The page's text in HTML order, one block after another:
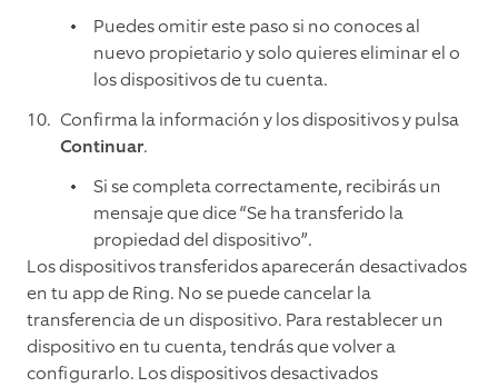
Puedes omitir este paso si no conoces al
nuevo propietario y solo quieres eliminar el o
los dispositivos de tu cuenta.
Confirma la información y los dispositivos y pulsa
Continuar.
Si se completa correctamente, recibirás un
mensaje que dice “Se ha transferido la
propiedad del dispositivo”.
Los dispositivos transferidos aparecerán desactivados
en tu app de Ring. No se puede cancelar la
transferencia de un dispositivo. Para restablecer un
dispositivo en tu cuenta, tendrás que volver a
configurarlo. Los dispositivos desactivados